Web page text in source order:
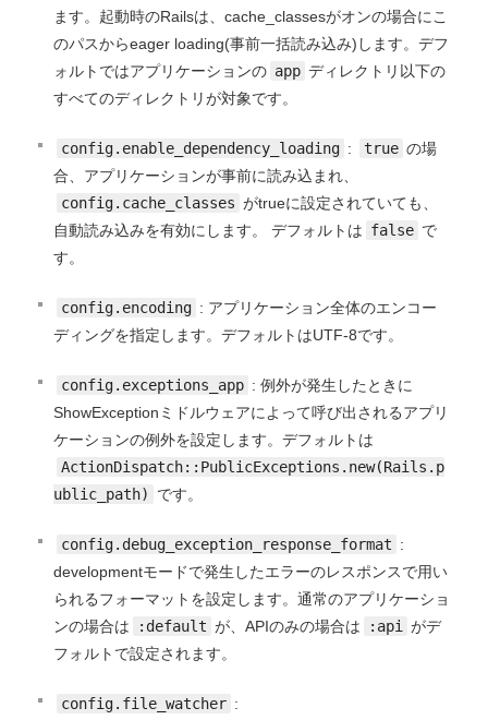
ます。起動時のRailsは、cache_classesがオンの場合にこ
のパスからeager loading(事前一括読み込み)します。デフ
ォルトではアプリケーションの app ディレクトリ以下の
すべてのディレクトリが対象です。
config.enable_dependency_loading : true の場
合、アプリケーションが事前に読み込まれ、
config.cache_classes がtrueに設定されていても、
自動読み込みを有効にします。 デフォルトは false で
す。
config.encoding : アプリケーション全体のエンコー
ディングを指定します。デフォルトはUTF-8です。
config.exceptions_app : 例外が発生したときに
ShowExceptionミドルウェアによって呼び出されるアプリ
ケーションの例外を設定します。デフォルトは
ActionDispatch::PublicExceptions.new(Rails.p
ublic_path)
です。
config.debug_exception_response_format :
developmentモードで発生したエラーのレスポンスで用い
られるフォーマットを設定します。通常のアプリケーショ
ンの場合は
:default が、APIのみの場合は :api がデ
フォルトで設定されます。
config.file_watcher :